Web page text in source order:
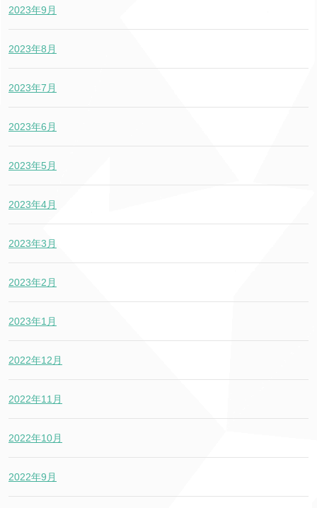
2023年9月
2023年8月
2023年7月
2023年6月
2023年5月
2023年4月
2023年3月
2023年2月
2023年1月
2022年12月
2022年11月
2022年10月
2022年9月